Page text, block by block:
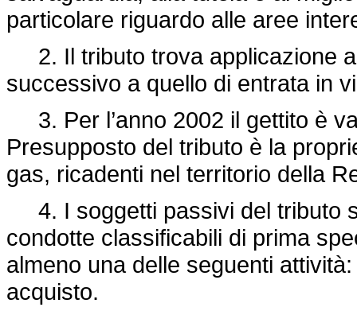
particolare riguardo alle aree
2. Il tributo trova applicazione
successivo a quello di entrata in
3. Per l’anno 2002 il gettito è
Presupposto del tributo è la
gas, ricadenti nel territorio della
4. I soggetti passivi del tributo
condotte classificabili di prima
almeno una delle seguenti
acquisto.